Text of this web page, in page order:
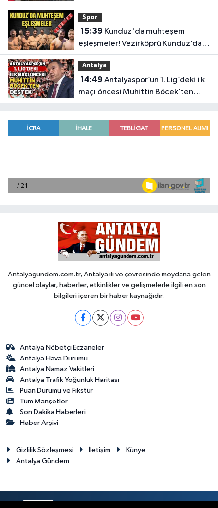
Spor
15:39
eşleşmeler! Vezirköprü Kunduz’da
nefesler tutuldu, son 16 belli oldu
Antalya
14:49
maçı öncesi Muhittin Böcek’ten
destek
Antalyagundem.com.tr, Antalya ili ve çevresinde meydana gelen
güncel olaylar, haberler, etkinlikler ve gelişmelerle ilgili en son
bilgileri içeren bir haber kaynağıdır.
Antalya Nöbetçi Eczaneler
Antalya Hava Durumu
Antalya Namaz Vakitleri
Antalya Trafik Yoğunluk Haritası
Puan Durumu ve Fikstür
Tüm Manşetler
Son Dakika Haberleri
Haber Arşivi
Gizlilik Sözleşmesi İletişim
Künye
Antalya Gündem